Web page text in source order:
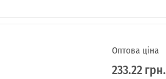
Оптова ціна
233.22 грн.